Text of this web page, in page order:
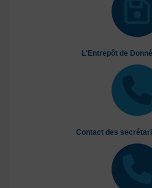
L'Entrepôt de
Contact des